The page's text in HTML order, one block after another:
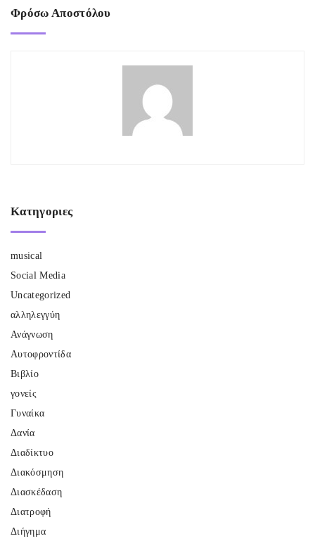
Φρόσω Αποστόλου
Κατηγοριες
musical
Social Media
Uncategorized
αλληλεγγύη
Ανάγνωση
Αυτοφροντίδα
Βιβλίο
γονείς
Γυναίκα
Δανία
Διαδίκτυο
Διακόσμηση
Διασκέδαση
Διατροφή
Διήγημα